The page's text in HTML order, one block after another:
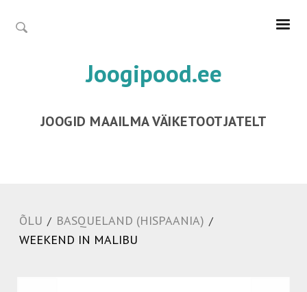
Joogipood.ee
JOOGID MAAILMA VÄIKETOOTJATELT
ÕLU / BASQUELAND (HISPAANIA) /
WEEKEND IN MALIBU